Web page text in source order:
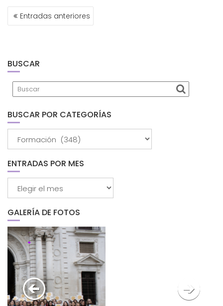
NAVEGACIÓN
DEEntradas anteriores
BUSCAR
BUSCAR POR CATEGORÍAS
ENTRADAS POR MES
GALERÍA DE FOTOS